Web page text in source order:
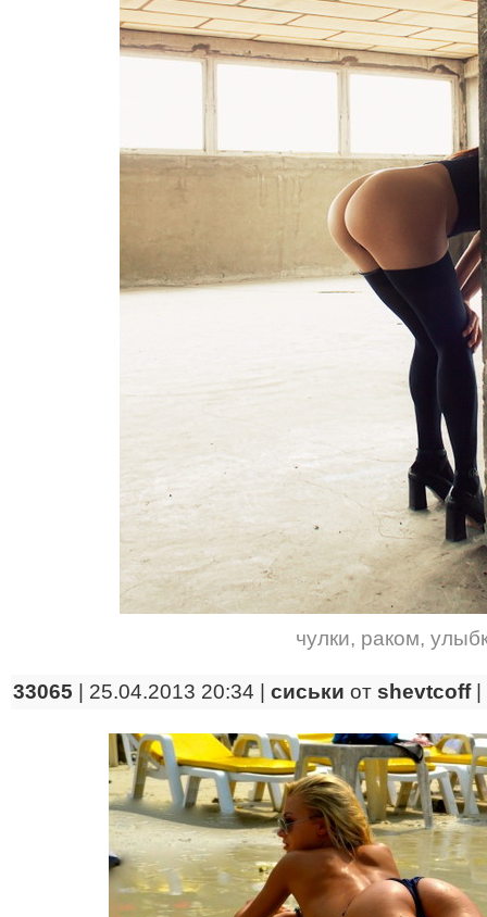
чулки, раком,
33065 | 25.04.2013 20:34 | сиськи от shevtcoff|